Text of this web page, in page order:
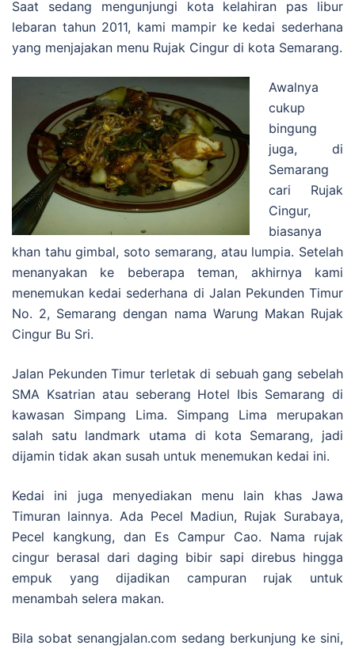
Saat sedang mengunjungi kota kelahiran pas libur
lebaran tahun 2011, kami mampir ke kedai sederhana
yang menjajakan menu Rujak Cingur di kota Semarang.
Awalnya
cukup
bingung
juga, di
Semarang
cari Rujak
Cingur,
biasanya
khan tahu gimbal, soto semarang, atau lumpia. Setelah
menanyakan ke beberapa teman, akhirnya kami
menemukan kedai sederhana di Jalan Pekunden Timur
No. 2, Semarang dengan nama Warung Makan Rujak
Cingur Bu Sri.
Jalan Pekunden Timur terletak di sebuah gang sebelah
SMA Ksatrian atau seberang Hotel Ibis Semarang di
kawasan Simpang Lima. Simpang Lima merupakan
salah satu landmark utama di kota Semarang, jadi
dijamin tidak akan susah untuk menemukan kedai ini.
Kedai ini juga menyediakan menu lain khas Jawa
Timuran lainnya. Ada Pecel Madiun, Rujak Surabaya,
Pecel kangkung, dan Es Campur Cao. Nama rujak
cingur berasal dari daging bibir sapi direbus hingga
empuk yang dijadikan campuran rujak untuk
menambah selera makan.
Bila sobat senangjalan.com sedang berkunjung ke sini,